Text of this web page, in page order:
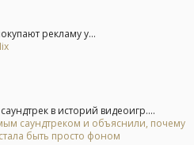
рекламу у...
в историй видеоигр....
саундтреком и объяснили, почему
быть просто фоном